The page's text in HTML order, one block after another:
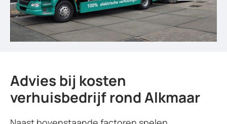
Advies bij kosten
verhuisbedrijf rond Alkmaar